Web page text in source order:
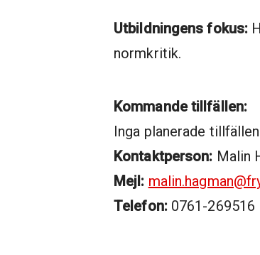
Utbildningens fokus:
normkritik.
Kommande tillfällen:
Inga planerade
Kontaktperson: Malin
Mejl:
Telefon:0761-269516